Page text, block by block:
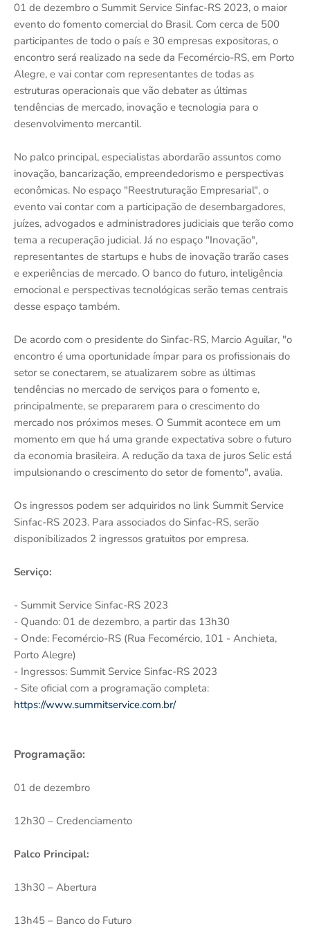
01 de dezembro o Summit Service Sinfac-RS 2023, o maior
evento do fomento comercial do Brasil. Com cerca de 500
participantes de todo o país e 30 empresas expositoras, o
encontro será realizado na sede da Fecomércio-RS, em Porto
Alegre, e vai contar com representantes de todas as
estruturas operacionais que vão debater as últimas
tendências de mercado, inovação e tecnologia para o
desenvolvimento mercantil.
No palco principal, especialistas abordarão assuntos como
inovação, bancarização, empreendedorismo e perspectivas
econômicas. No espaço "Reestruturação Empresarial", o
evento vai contar com a participação de desembargadores,
juízes, advogados e administradores judiciais que terão como
tema a recuperação judicial. Já no espaço "Inovação",
representantes de startups e hubs de inovação trarão cases
e experiências de mercado. O banco do futuro, inteligência
emocional e perspectivas tecnológicas serão temas centrais
desse espaço também.
De acordo com o presidente do Sinfac-RS, Marcio Aguilar, "o
encontro é uma oportunidade ímpar para os profissionais do
setor se conectarem, se atualizarem sobre as últimas
tendências no mercado de serviços para o fomento e,
principalmente, se prepararem para o crescimento do
mercado nos próximos meses. O Summit acontece em um
momento em que há uma grande expectativa sobre o futuro
da economia brasileira. A redução da taxa de juros Selic está
impulsionando o crescimento do setor de fomento", avalia.
Os ingressos podem ser adquiridos no link Summit Service
Sinfac-RS 2023. Para associados do Sinfac-RS, serão
disponibilizados 2 ingressos gratuitos por empresa.
Serviço:
- Summit Service Sinfac-RS 2023
- Quando: 01 de dezembro, a partir das 13h30
- Onde: Fecomércio-RS (Rua Fecomércio, 101 - Anchieta,
Porto Alegre)
- Ingressos: Summit Service Sinfac-RS 2023
- Site oficial com a programação completa:
https://www.summitservice.com.br/
Programação:
01 de dezembro
12h30 – Credenciamento
Palco Principal:
13h30 – Abertura
13h45 – Banco do Futuro